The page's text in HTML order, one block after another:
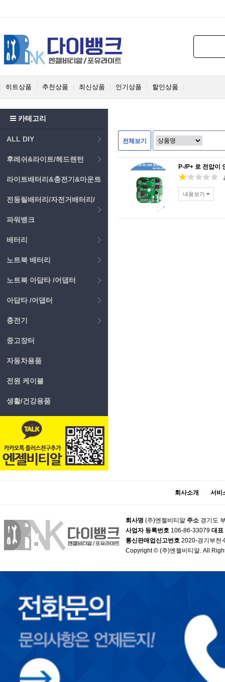
히트상품 추천상품 최신상품 인기상품 할인상품
카테고리
ALL DIY
후레쉬&라이트/헤드랜턴
라이트배터리&충전기&마운트
전동릴배터리/자전거배터리/
파워뱅크
배터리
노트북 배터리
노트북 아답타 /어댑터
아답타 /어댑터
충전기
중고장터
자동차용품
전원 케이블
생활/건강용품
전체보기
P-/P+ 로 전압이
내용보기
회사소개 서비
회사명 (주)엔젤비티알 주소 경기도
사업자 등록번호 106-86-33079 대표
통신판매업신고번호 2020-경기부천
Copyright © (주)엔젤비티알. All